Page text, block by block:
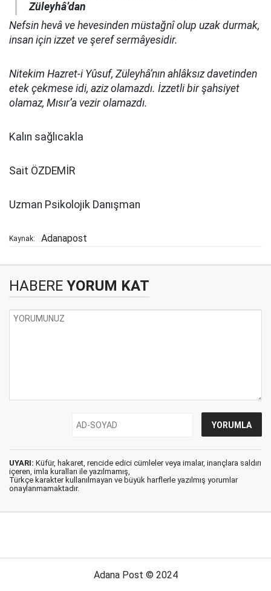
Züleyhâ’dan
Nefsin hevâ ve hevesinden müstağnî olup uzak durmak,
insan için izzet ve şeref sermâyesidir.
Nitekim Hazret-i Yûsuf, Züleyhâ’nın ahlâksız davetinden
etek çekmese idi, aziz olamazdı. İzzetli bir şahsiyet
olamaz, Mısır’a vezir olamazdı.
Kalın sağlıcakla
Sait ÖZDEMİR
Uzman Psikolojik Danışman
Kaynak: Adanapost
HABERE YORUM KAT
UYARI: Küfür, hakaret, rencide edici cümleler veya imalar, inançlara saldırı
içeren, imla kuralları ile yazılmamış,
Türkçe karakter kullanılmayan ve büyük harflerle yazılmış yorumlar
onaylanmamaktadır.
Adana Post © 2024